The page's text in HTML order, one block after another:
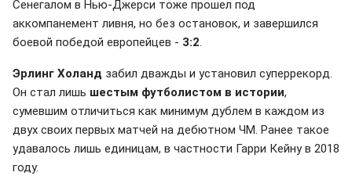
Сенегалом в Нью-Джерси тоже прошел под
аккомпанемент ливня, но без остановок, и завершился
боевой победой европейцев - 3:2
Эрлинг Холанд забил дважды и установил суперрекорд.
Он стал лишь шестым футболистом в истории,
сумевшим отличиться как минимум дублем в каждом из
двух своих первых матчей на дебютном ЧМ. Ранее такое
удавалось лишь единицам, в частности Гарри Кейну в 2018
году.